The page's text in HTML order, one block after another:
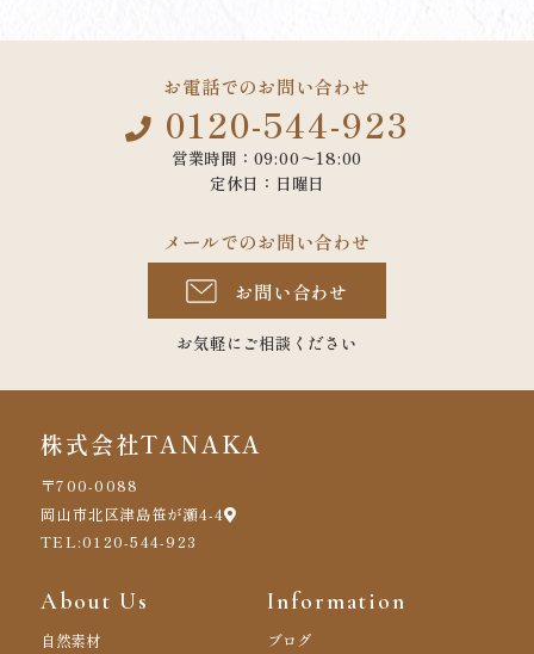
お電話でのお問い合わせ
0120-544-923
営業時間：09:00〜18:00
定休日：日曜日
メールでのお問い合わせ
お問い合わせ
お気軽にご相談ください
株式会社TANAKA
〒700-0088
岡山市北区津島笹が瀬4-4
TEL:0120-544-923
About Us
自然素材
Information
ブログ